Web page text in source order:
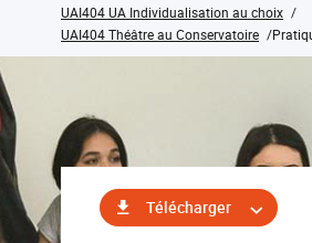
UAI404 UA Individualisation au choix
UAI404 Théâtre au Conservatoire
Télécharger